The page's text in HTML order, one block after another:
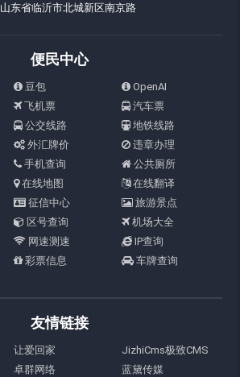
山东省临沂市北城新区南京路
便民中心
豆包
OpenAI
飞机票
汽车票
公交线路
地铁线路
外汇牌价
违章办理
手机查询
公共厕所
在线地图
在线翻译
征信中心
旅游景点
区号查询
机场大全
网速测速
IP查询
彩票信息 车牌查询
友情链接
让爱回家
JizhiCms极致CMS
卓群网络
蓝黛传媒